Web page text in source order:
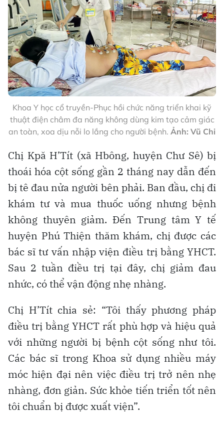
Khoa Y học cổ truyền-Phục hồi chức năng triển khai kỹ
thuật điện châm đa năng không dùng kim tạo cảm giác
an toàn, xoa dịu nỗi lo lắng cho người bệnh. Ảnh: Vũ Chi
Chị Kpă H’Tít (xã Hbông, huyện Chư Sê) bị
thoái hóa cột sống gần 2 tháng nay dẫn đến
bị tê đau nửa người bên phải. Ban đầu, chị đi
khám tư và mua thuốc uống nhưng bệnh
không thuyên giảm. Đến Trung tâm Y tế
huyện Phú Thiện thăm khám, chị được các
bác sĩ tư vấn nhập viện điều trị bằng YHCT.
Sau 2 tuần điều trị tại đây, chị giảm đau
nhức, có thể vận động nhẹ nhàng.
Chị H’Tít chia sẻ: “Tôi thấy phương pháp
điều trị bằng YHCT rất phù hợp và hiệu quả
với những người bị bệnh cột sống như tôi.
Các bác sĩ trong Khoa sử dụng nhiều máy
móc hiện đại nên việc điều trị trở nên nhẹ
nhàng, đơn giản. Sức khỏe tiến triển tốt nên
tôi chuẩn bị được xuất viện”.